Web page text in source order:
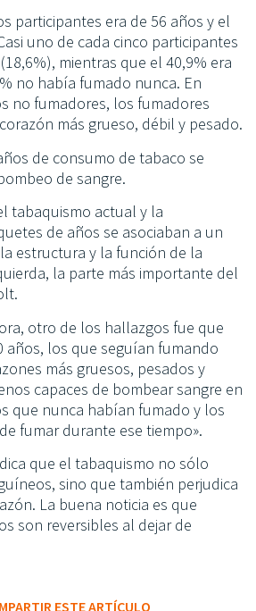
participantes era de 56 años y el
uno de cada cinco participantes
mientras que el 40,9% era
no había fumado nunca. En
no fumadores, los fumadores
más grueso, débil y pesado.
de consumo de tabaco se
de sangre.
tabaquismo actual y la
de años se asociaban a un
estructura y la función de la
la parte más importante del
otro de los hallazgos fue que
años, los que seguían fumando
más gruesos, pesados y
capaces de bombear sangre en
que nunca habían fumado y los
fumar durante ese tiempo».
que el tabaquismo no sólo
sino que también perjudica
La buena noticia es que
son reversibles al dejar de
ESTE ARTÍCULO